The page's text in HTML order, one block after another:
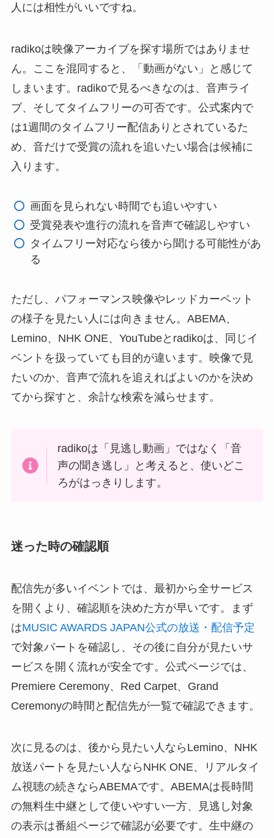
人には相性がいいですね。
radikoは映像アーカイブを探す場所ではありませ
ん。ここを混同すると、「動画がない」と感じて
しまいます。radikoで見るべきなのは、音声ライ
ブ、そしてタイムフリーの可否です。公式案内で
は1週間のタイムフリー配信ありとされているた
め、音だけで受賞の流れを追いたい場合は候補に
入ります。
画面を見られない時間でも追いやすい
受賞発表や進行の流れを音声で確認しやすい
タイムフリー対応なら後から聞ける可能性があ
る
ただし、パフォーマンス映像やレッドカーペット
の様子を見たい人には向きません。ABEMA、
Lemino、NHK ONE、YouTubeとradikoは、同じイ
ベントを扱っていても目的が違います。映像で見
たいのか、音声で流れを追えればよいのかを決め
てから探すと、余計な検索を減らせます。
radikoは「見逃し動画」ではなく「音
声の聞き逃し」と考えると、使いどこ
ろがはっきりします。
迷った時の確認順
配信先が多いイベントでは、最初から全サービス
を開くより、確認順を決めた方が早いです。まず
はMUSIC AWARDS JAPAN公式の放送・配信予定
で対象パートを確認し、その後に自分が見たいサ
ービスを開く流れが安全です。公式ページでは、
Premiere Ceremony、Red Carpet、Grand
Ceremonyの時間と配信先が一覧で確認できます。
次に見るのは、後から見たい人ならLemino、NHK
放送パートを見たい人ならNHK ONE、リアルタイ
ム視聴の続きならABEMAです。ABEMAは長時間
の無料生中継として使いやすい一方、見逃し対象
の表示は番組ページで確認が必要です。生中継の